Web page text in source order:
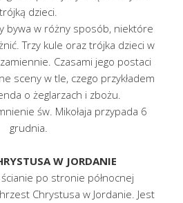
trójką dzieci.
bywa w różny sposób, niektóre
Trzy kule oraz trójka dzieci w
Czasami jego postaci
sceny w tle, czego przykładem
o żeglarzach i zbożu.
św. Mikołaja przypada 6
grudnia.
W JORDANIE
po stronie północnej
Chrystusa w Jordanie. Jest